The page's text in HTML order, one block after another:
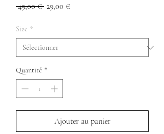
49,00 € Prix
29,00 €Prix
Size *
Quantité *
Ajouter au panier